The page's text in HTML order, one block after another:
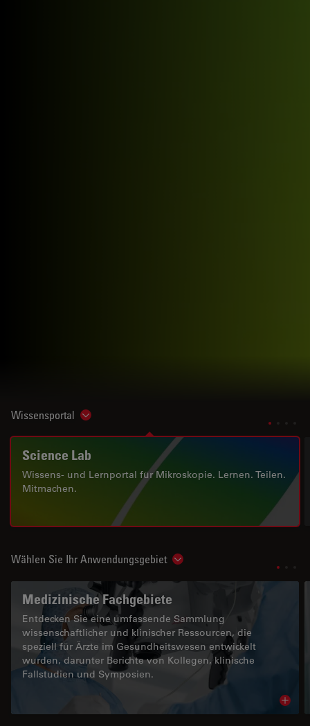
Wissensportal Show subnavigation
Science Lab
Wissens- und Lernportal für Mikroskopie. Lernen. Teilen.
Mitmachen.
Wählen Sie Ihr Anwendungsgebiet Show subnavigation
Medizinische Fachgebiete
Entdecken Sie eine umfassende Sammlung
wissenschaftlicher und klinischer Ressourcen, die
speziell für Ärzte im Gesundheitswesen entwickelt
wurden, darunter Berichte von Kollegen, klinische
Fallstudien und Symposien.